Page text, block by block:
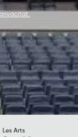
Política de Privacitati els
Les Arts